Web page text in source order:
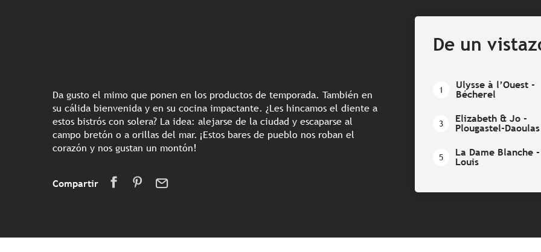
Da gusto el mimo que ponen en los productos de temporada. También en
su cálida bienvenida y en su cocina impactante. ¿Les hincamos el diente a
estos bistrós con solera? La idea: alejarse de la ciudad y escaparse al
campo bretón o a orillas del mar. ¡Estos bares de pueblo nos roban el
corazón y nos gustan un montón!
Compartir
De un
1
Ulysse à l’Ouest -
Bécherel
3
Elizabeth & Jo -
Plougastel-Daoulas
5
La Dame Blanche
Louis